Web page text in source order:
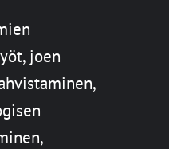
joen